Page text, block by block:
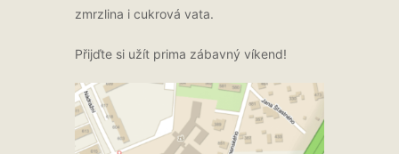
zmrzlina i cukrová vata.
Přijďte si užít prima zábavný víkend!